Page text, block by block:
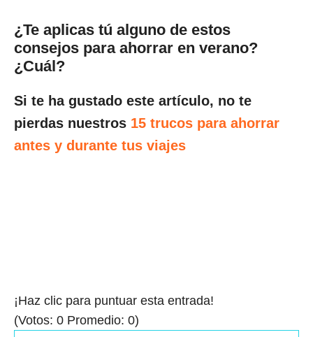
¿Te aplicas tú alguno de estos
consejos para ahorrar en verano?
¿Cuál?
Si te ha gustado este artículo, no te
pierdas nuestros 15 trucos para ahorrar
antes y durante tus viajes
¡Haz clic para puntuar esta entrada!
(Votos: 0 Promedio: 0)